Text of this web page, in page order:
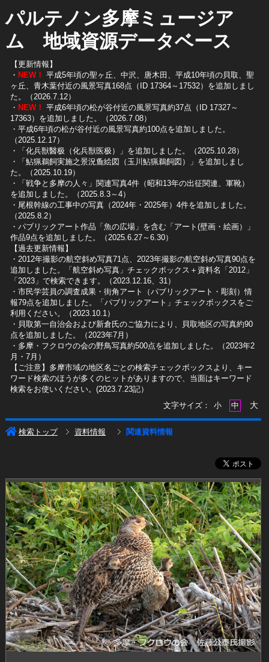
パルテノン多摩ミュージア
ム 地域資源データベース
【更新情報】
・ NEW！ 平成5年頃の聖ヶ丘、中沢、唐木田、平成10年頃の貝取、聖
ヶ丘、青木葉付近の風景写真168点（ID 17364～17532）を追加しまし
た。（2026.7.12）
・ NEW！ 平成6年頃の松が谷付近の風景写真約37点（ID 17327～
17363）を追加しました。（2026.7.08）
・平成6年頃の松が谷付近の風景写真約100点を追加しました。
（2025.12.17）
・「化兵獣醫极（化兵獣医极）」を追加しました。（2025.10.28）
・「鮎猟鵜飼実施之景況麁絵図（玉川鮎猟鵜飼図）」を追加しまし
た。（2025.10.19）
​・「戦争と多摩の人々」関連写真4件（昭和13年の出征関連、軍靴）
を追加しました。（2025.8.3～4）
​・尾根幹線の工事中の写真（2024年・2025年）4件を追加しました。
（2025.8.2）
​・パブリックアート作品「魚の広場」を含む「アート(壁画・絵画）」
作品9点を追加しました。（2025.6.27～6.30）
【過去更新情報】
・2012年撮影の航空斜め写真71点、2023年撮影の航空斜め写真90点を
追加しました。「航空斜め写真」チェックボックス＋資料名「2012」
「2023」で検索できます。（2023.12.16、31）
​・市民学芸員の調査成果・街角アート（パブリックアート・彫刻）情
報79点を追加しました。「パブリックアート」チェックボックスをご
利用ください。（2023.10.1）
・貝取第一自治会および新倉氏のご協力により、貝取地区の写真約90
点を追加しました。（2023年7月）
・多摩・フクロウの会の野鳥写真約500点を追加しました。（2023年2
月・7月）
【ご注意】多摩市域の地区名ごとの検索チェックボックスより、キー
ワード検索のほうが多くのヒットがありますので、当面はキーワード
検索をお使いください。(2023.7.23記）
文字サイズ：
小 中 大
検索トップ 資料情報 関連資料情報